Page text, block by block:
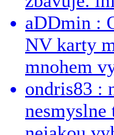
aDDmin :
NV karty
mnohem
ondris83 :